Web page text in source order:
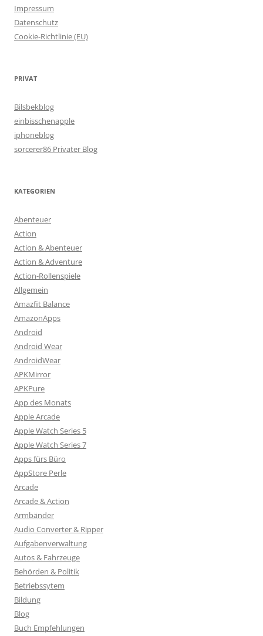
Impressum
Datenschutz
Cookie-Richtlinie (EU)
PRIVAT
Bilsbekblog
einbisschenapple
iphoneblog
sorcerer86 Privater Blog
KATEGORIEN
Abenteuer
Action
Action & Abenteuer
Action & Adventure
Action-Rollenspiele
Allgemein
Amazfit Balance
AmazonApps
Android
Android Wear
AndroidWear
APKMirror
APKPure
App des Monats
Apple Arcade
Apple Watch Series 5
Apple Watch Series 7
Apps fürs Büro
AppStore Perle
Arcade
Arcade & Action
Armbänder
Audio Converter & Ripper
Aufgabenverwaltung
Autos & Fahrzeuge
Behörden & Politik
Betriebssytem
Bildung
Blog
Buch Empfehlungen